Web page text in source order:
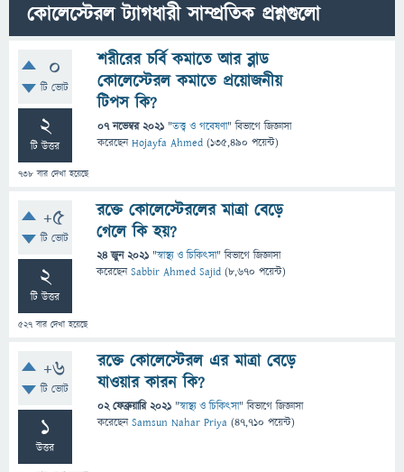
কোলেস্টেরল ট্যাগধারী সাম্প্রতিক প্রশ্নগুলো
0
টি ভোট
2
টি উত্তর
738 বার দেখা হয়েছে
শরীরের চর্বি কমাতে আর ব্লাড
কোলেস্টেরল কমাতে প্রয়োজনীয়
টিপস কি?
07 নভেম্বর 2021 "তত্ত্ব ও গবেষণা" বিভাগে জিজ্ঞাসা
করেছেনHojayfa Ahmed (135,490 পয়েন্ট)
+5
টি ভোট
2
টি উত্তর
527 বার দেখা হয়েছে
রক্তে কোলেস্টেরলের মাত্রা বেড়ে
গেলে কি হয়?
24 জুন 2021 "স্বাস্থ্য ও চিকিৎসা" বিভাগে জিজ্ঞাসা
করেছেনSabbir Ahmed Sajid (8,670 পয়েন্ট)
+6
টি ভোট
1
উত্তর
রক্তে কোলেস্টেরল এর মাত্রা বেড়ে
যাওয়ার কারন কি?
02 ফেব্রুয়ারি 2021 "স্বাস্থ্য ও চিকিৎসা" বিভাগে জিজ্ঞাসা
করেছেনSamsun Nahar Priya (47,710 পয়েন্ট)